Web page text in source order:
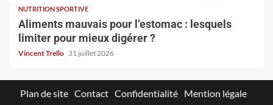
NUTRITION SPORTIVE
Aliments mauvais pour l’estomac : lesquels
limiter pour mieux digérer ?
Vincent Trello 31 juillet 2026
Plan de site Contact Confidentialité Mention légale